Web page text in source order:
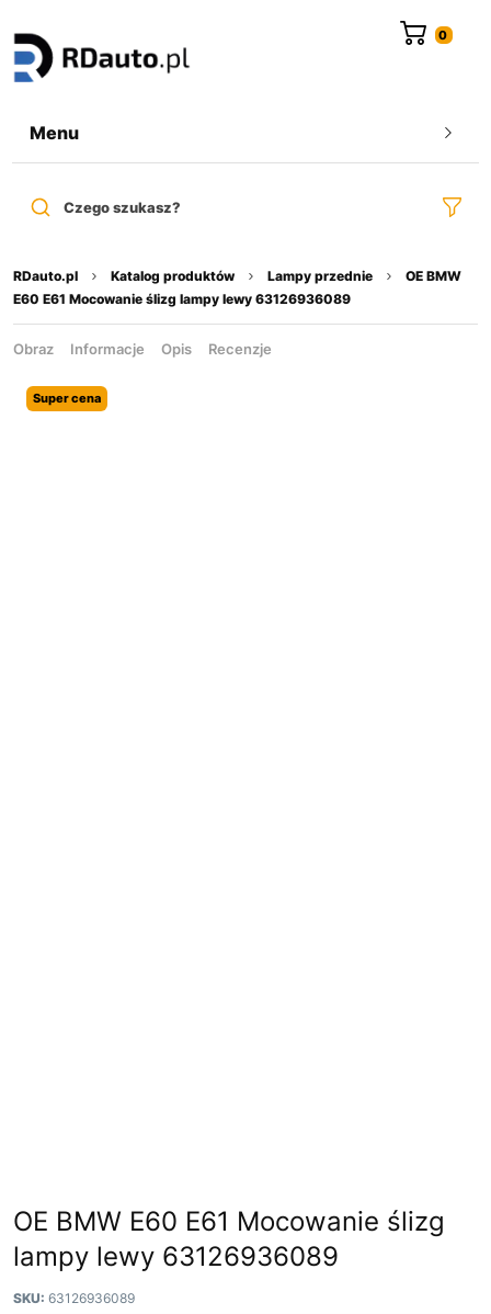
Menu
Czego szukasz?
RDauto.pl Katalog produktów Lampy przednie
OE BMW
E60 E61 Mocowanie ślizg lampy lewy 63126936089
Obraz Informacje Opis Recenzje
Super cena
OE BMW E60 E61 Mocowanie ślizg
lampy lewy 63126936089
SKU: 63126936089